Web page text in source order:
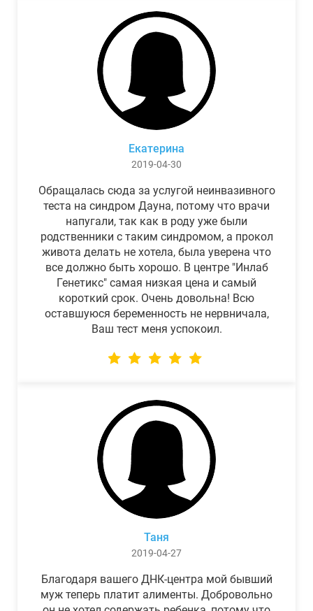
Екатерина
2019-04-30
Обращалась сюда за услугой неинвазивного
теста на синдром Дауна, потому что врачи
напугали, так как в роду уже были
родственники с таким синдромом, а прокол
живота делать не хотела, была уверена что
все должно быть хорошо. В центре "Инлаб
Генетикс" самая низкая цена и самый
короткий срок. Очень довольна! Всю
оставшуюся беременность не нервничала,
Ваш тест меня успокоил.
Таня
2019-04-27
Благодаря вашего ДНК-центра мой бывший
муж теперь платит алименты. Добровольно